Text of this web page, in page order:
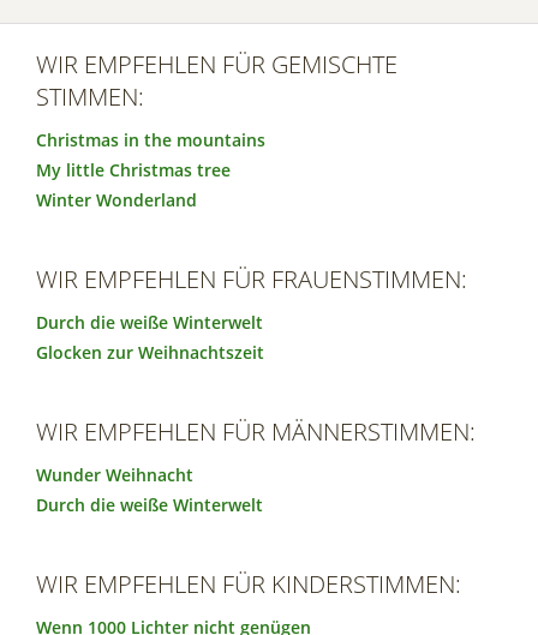
WIR EMPFEHLEN FÜR GEMISCHTE
STIMMEN:
Christmas in the mountains
My little Christmas tree
Winter Wonderland
WIR EMPFEHLEN FÜR FRAUENSTIMMEN:
Durch die weiße Winterwelt
Glocken zur Weihnachtszeit
WIR EMPFEHLEN FÜR MÄNNERSTIMMEN:
Wunder Weihnacht
Durch die weiße Winterwelt
WIR EMPFEHLEN FÜR KINDERSTIMMEN:
Wenn 1000 Lichter nicht genügen